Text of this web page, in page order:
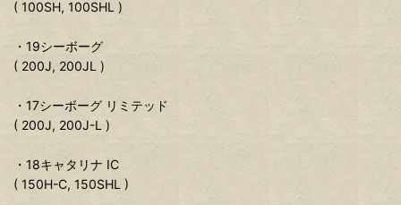
( 100SH, 100SHL )
・19シーボーグ
( 200J, 200JL )
・17シーボーグ リミテッド
( 200J, 200J-L )
・18キャタリナ IC
( 150H-C, 150SHL )